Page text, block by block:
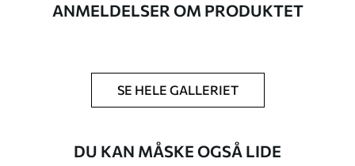
Efterbehandling Halvmat.
med en bredde på op til 50 cm.
muligheder
tapetklæber.
ANMELDELSER OM PRODUKTET
SE HELE GALLERIET
DU KAN MÅSKE OGSÅ LIDE